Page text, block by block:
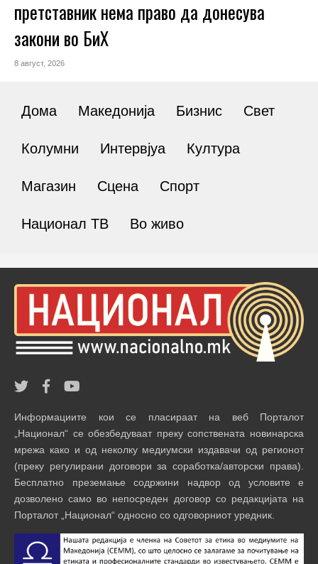
претставник нема право да донесува
закони во БиХ
8 август, 2026
Дома Македонија Бизнис Свет
Колумни Интервјуа Култура
Магазин Сцена Спорт
Национал ТВ Во живо
Информациите кои се пласираат на веб Порталот
„Национал“ се обезбедуваат преку сопствената новинарска
мрежа како и од неколку медиумски издавачи од регионот
(преку регулирани договори за соработка/авторски права).
Бесплатно преземање содржини надвор од условите е
дозволено само во непосреден договор со редакцијата на
Порталот „Национал“ односно со одговорниот уредник.